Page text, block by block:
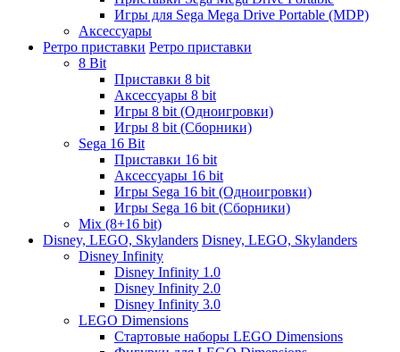
Игры для Sega Mega Drive Portable (MDP)
Аксессуары
Ретро приставки Ретро приставки
8 Bit
Приставки 8 bit
Аксессуары 8 bit
Игры 8 bit (Одноигровки)
Игры 8 bit (Сборники)
Sega 16 Bit
Приставки 16 bit
Аксессуары 16 bit
Игры Sega 16 bit (Одноигровки)
Игры Sega 16 bit (Сборники)
Mix (8+16 bit)
Disney, LEGO, Skylanders Disney, LEGO, Skylanders
Disney Infinity
Disney Infinity 1.0
Disney Infinity 2.0
Disney Infinity 3.0
LEGO Dimensions
Стартовые наборы LEGO Dimensions